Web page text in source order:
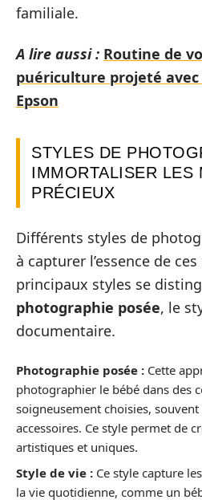
familiale.
A lire aussi : Routine de
puériculture projeté
Epson
STYLES DE
IMMORTALISER LES
PRÉCIEUX
Différents styles de
à capturer l’essence de
principaux styles se
photographie posée, le
documentaire.
Photographie posée : Cette
photographier le bébé dans des
soigneusement choisies,
accessoires. Ce style permet de
artistiques et uniques.
Style de vie : Ce style capture
la vie quotidienne, comme un